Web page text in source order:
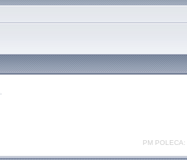
.
PM POLECA: